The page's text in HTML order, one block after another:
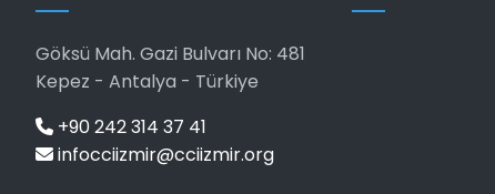
Göksü Mah. Gazi Bulvarı No: 481
Kepez - Antalya - Türkiye
+90 242 314 37 41
infocciizmir@cciizmir.org